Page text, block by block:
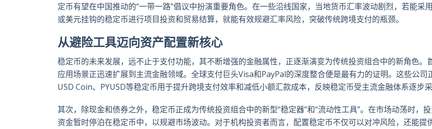
定币有望在中国推动的“一带一路”倡议中扮演重要角色。在一些沿线国家，当地货币汇率波动剧烈，若能采
或美元挂钩的稳定币进行项目投资和贸易结算，就能有效规避汇率风险，突破传统跨境支付的瓶颈。
从避险工具迈向资产配置新核心
稳定币的未来发展，远不止于支付功能，其不断增强的金融属性，正逐渐演变为传统投资组合中的新角色。
应用场景正迅速扩展到主流金融领域。全球支付巨头Visa和PayPal的深度整合便是最有力的证明。这些公司
USD Coin、PYUSD等稳定币用于提升跨境支付效率和减低小额汇款成本，反映稳定币受主流金融体系逐步采
其次，除现金和债券之外，稳定币正成为传统投资组合中的新型“稳定器”和“流动性工具”。在市场动荡时，
资金暂时停泊在稳定币中，以规避市场波动。对于机构投资者而言，配置稳定币不仅可以对冲风险，还能提